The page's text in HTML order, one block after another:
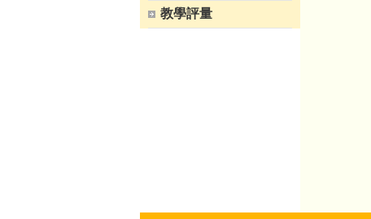
教學評量